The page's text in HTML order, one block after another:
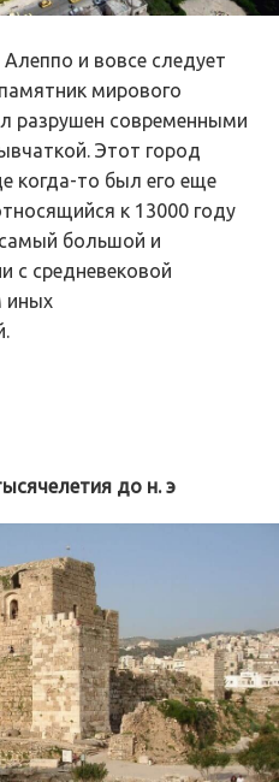
и вовсе следует
мирового
разрушен современными
Этот город
когда-то был его еще
к 13000 году
большой и
с средневековой
иных
до н. э